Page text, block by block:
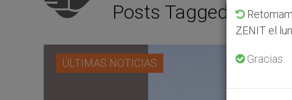
Posts Tagged
ÚLTIMAS NOTICIAS
ZENIT el
Gracias.